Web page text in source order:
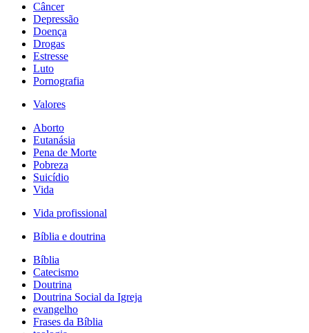
Câncer
Depressão
Doença
Drogas
Estresse
Luto
Pornografia
Valores
Aborto
Eutanásia
Pena de Morte
Pobreza
Suicídio
Vida
Vida profissional
Bíblia e doutrina
Bíblia
Catecismo
Doutrina
Doutrina Social da Igreja
evangelho
Frases da Bíblia